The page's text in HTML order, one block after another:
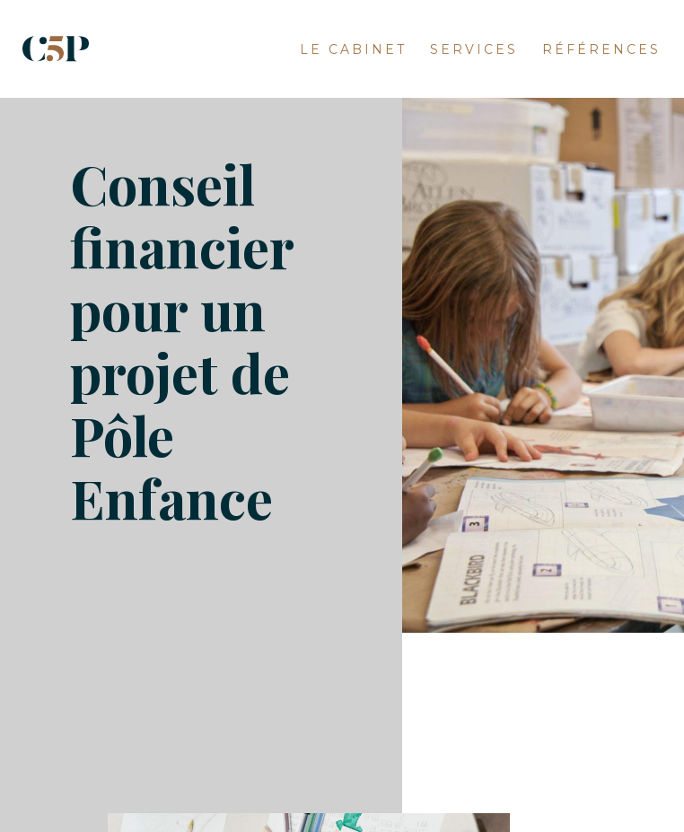
LE CABINET SERVICES RÉFÉRENCES
Conseil
financier
pour un
projet de
Pôle
Enfance